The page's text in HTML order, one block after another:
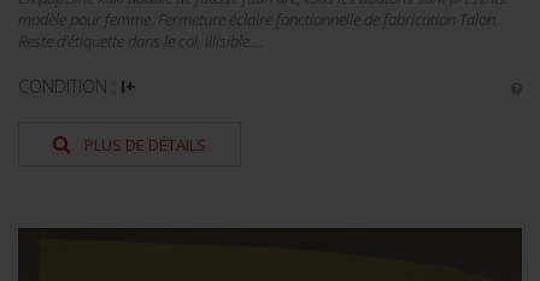
modèle pour femme. Fermeture éclaire fonctionnelle de fabrication Talon.
Reste d'étiquette dans le col, illisible....
CONDITION : I+
PLUS DE DÉTAILS